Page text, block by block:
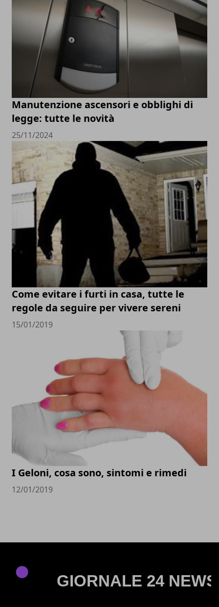
Manutenzione ascensori e obblighi di
legge: tutte le novità
25/11/2024
Come evitare i furti in casa, tutte le
regole da seguire per vivere sereni
15/01/2019
I Geloni, cosa sono, sintomi e rimedi
12/01/2019